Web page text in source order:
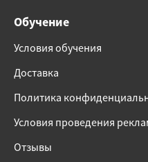
Обучение
Условия обучения
Доставка
Политика
Условия проведения
Отзывы